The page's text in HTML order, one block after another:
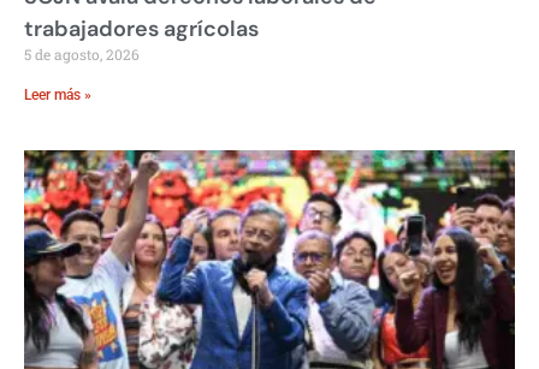
trabajadores agrícolas
5 de agosto, 2026
Leer más »